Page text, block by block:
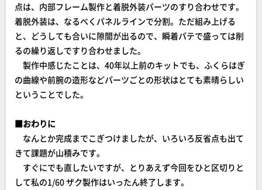
点は、内部フレーム製作と着脱外装パーツのすり合わせです。
着脱外装は、なるべくパネルラインで分割。ただ組み上げる
と、どうしても合いに隙間が出るので、瞬着パテで盛っては削
るの繰り返しですり合わせました。
製作中感じたことは、40年以上前のキットでも、ふくらはぎ
の曲線や前腕の造形などパーツごとの形状はとても素晴らしい
ということでした。
■おわりに
なんとか完成までこぎつけましたが、いろいろ反省点も出て
きて課題が山積みです。
すぐにでも直したいですが、とりあえず今回をひと区切りと
して私の1/60 ザク製作はいったん終了します。